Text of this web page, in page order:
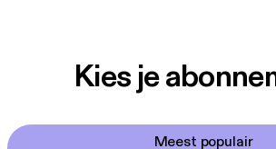
Kies je
Meest populair